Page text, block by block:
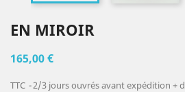
EN MIROIR
165,00 €
TTC
2/3 jours ouvrés avant expédition +